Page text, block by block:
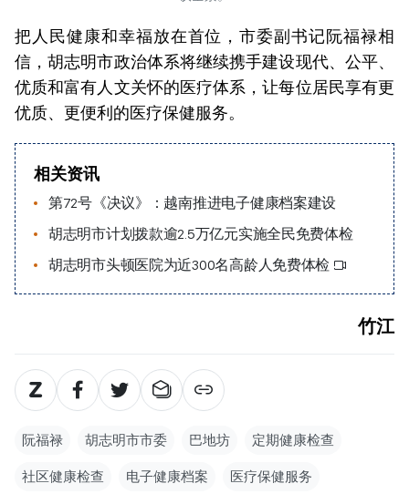
把人民健康和幸福放在首位，市委副书记阮福禄相
信，胡志明市政治体系将继续携手建设现代、公平、
优质和富有人文关怀的医疗体系，让每位居民享有更
优质、更便利的医疗保健服务。
相关资讯
第72号《决议》：越南推进电子健康档案建设
胡志明市计划拨款逾2.5万亿元实施全民免费体检
胡志明市头顿医院为近300名高龄人免费体检
竹江
阮福禄 胡志明市市委 巴地坊 定期健康检查
社区健康检查 电子健康档案 医疗保健服务